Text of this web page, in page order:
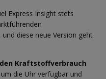
Express Insight stets
diese neue Version geht
Kraftstoffverbrauch
die Uhr verfügbar und